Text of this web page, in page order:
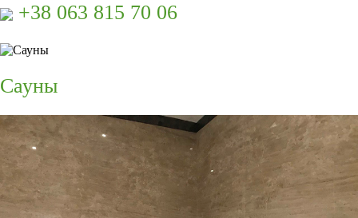
+38 063 815 70 06
Сауны